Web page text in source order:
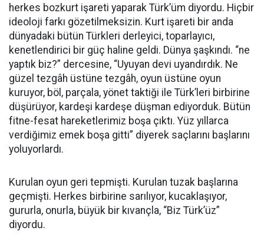
herkes bozkurt işareti yaparak Türk’üm diyordu. Hiçbir
ideoloji farkı gözetilmeksizin. Kurt işareti bir anda
dünyadaki bütün Türkleri derleyici, toparlayıcı,
kenetlendirici bir güç haline geldi. Dünya şaşkındı. “ne
yaptık biz?” dercesine, “Uyuyan devi uyandırdık. Ne
güzel tezgâh üstüne tezgâh, oyun üstüne oyun
kuruyor, böl, parçala, yönet taktiği ile Türk’leri birbirine
düşürüyor, kardeşi kardeşe düşman ediyorduk. Bütün
fitne-fesat hareketlerimiz boşa çıktı. Yüz yıllarca
verdiğimiz emek boşa gitti” diyerek saçlarını başlarını
yoluyorlardı.
Kurulan oyun geri tepmişti. Kurulan tuzak başlarına
geçmişti. Herkes birbirine sarılıyor, kucaklaşıyor,
gururla, onurla, büyük bir kıvançla, “Biz Türk’üz”
diyordu.